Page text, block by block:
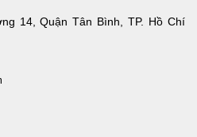
14, Quận Tân Bình, TP. Hồ Chí